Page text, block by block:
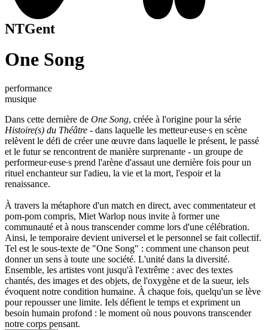
NTGent
One Song
performance
musique
Dans cette dernière de One Song, créée à l'origine pour la série
Histoire(s) du Théâtre - dans laquelle les metteur∙euse∙s en scène
relèvent le défi de créer une œuvre dans laquelle le présent, le passé
et le futur se rencontrent de manière surprenante - un groupe de
performeur∙euse∙s prend l'arène d'assaut une dernière fois pour un
rituel enchanteur sur l'adieu, la vie et la mort, l'espoir et la
renaissance.
À travers la métaphore d'un match en direct, avec commentateur et
pom-pom compris, Miet Warlop nous invite à former une
communauté et à nous transcender comme lors d'une célébration.
Ainsi, le temporaire devient universel et le personnel se fait collectif.
Tel est le sous-texte de "One Song" : comment une chanson peut
donner un sens à toute une société. L'unité dans la diversité.
Ensemble, les artistes vont jusqu'à l'extrême : avec des textes
chantés, des images et des objets, de l'oxygène et de la sueur, iels
évoquent notre condition humaine. À chaque fois, quelqu'un se lève
pour repousser une limite. Iels défient le temps et expriment un
besoin humain profond : le moment où nous pouvons transcender
notre corps pensant.